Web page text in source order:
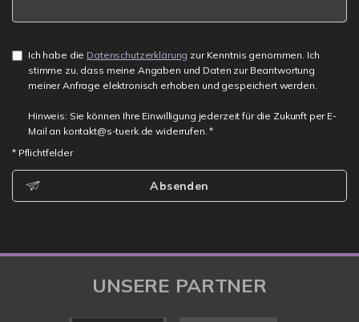
Ich habe die Datenschutzerklärung zur Kenntnis genommen. Ich
stimme zu, dass meine Angaben und Daten zur Beantwortung
meiner Anfrage elektronisch erhoben und gespeichert werden.
Hinweis: Sie können Ihre Einwilligung jederzeit für die Zukunft per E-
Mail an kontakt@s-tuerk.de widerrufen. *
* Pflichtfelder
Absenden
UNSERE PARTNER